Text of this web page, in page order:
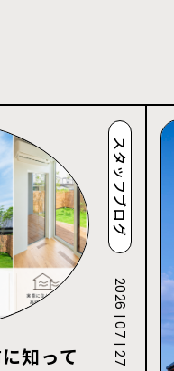
知って
スタッフブログ
2026 | 07 | 27